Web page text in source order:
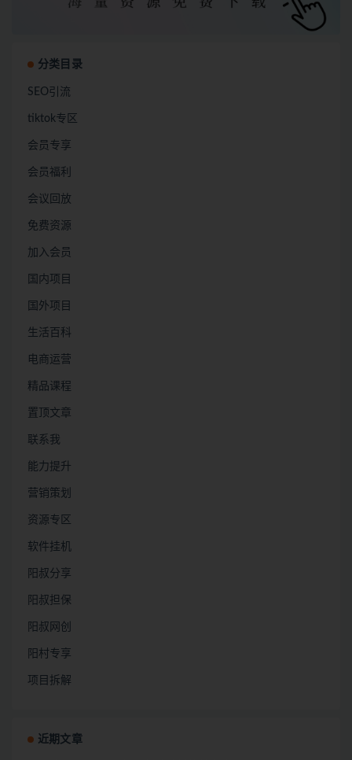
分类目录
SEO引流
tiktok专区
会员专享
会员福利
会议回放
免费资源
加入会员
国内项目
国外项目
生活百科
电商运营
精品课程
置顶文章
联系我
能力提升
营销策划
资源专区
软件挂机
阳叔分享
阳叔担保
阳叔网创
阳村专享
项目拆解
近期文章